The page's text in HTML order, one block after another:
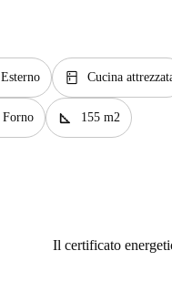
Esterno kitchen Cucina
Forno square_foot 155 m2
Il certificato